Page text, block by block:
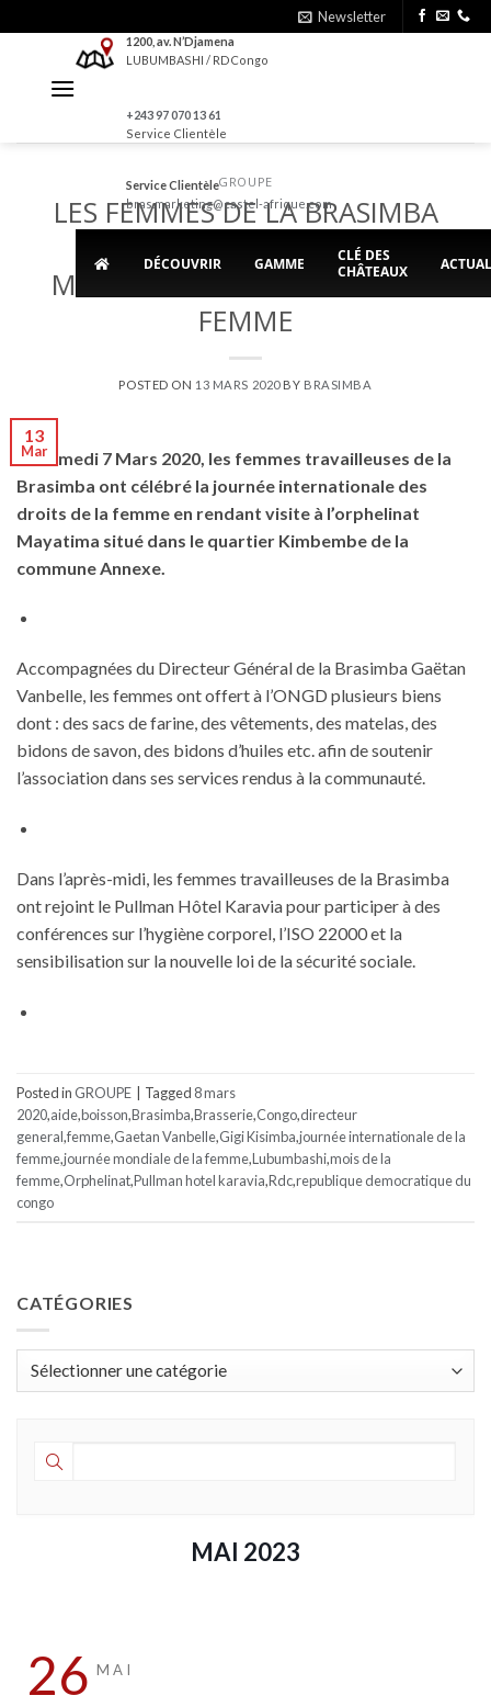
to
Newsletter
1200, av. N’Djamena
LUBUMBASHI / RDCongo
+243 97 070 13 61
Service Clientèle
Service Clientèle
bras.marketing@castel-afrique.com
DÉCOUVRIR GAMME
CLÉ DES
CHÂTEAUX
GROUPE
LES FEMMES DE LA BRASIMBA
CELEBRENT LA JOURNEE
MONDIALE DES DROITS DE LA
FEMME
POSTED ON 13 MARS 2020 BY BRASIMBA
13
Mar
Le samedi 7 Mars 2020, les femmes travailleuses de la
Brasimba ont célébré la journée internationale des
droits de la femme en rendant visite à l’orphelinat
Mayatima situé dans le quartier Kimbembe de la
commune Annexe.
Accompagnées du Directeur Général de la Brasimba Gaëtan
Vanbelle, les femmes ont offert à l’ONGD plusieurs biens
dont : des sacs de farine, des vêtements, des matelas, des
bidons de savon, des bidons d’huiles etc. afin de soutenir
l’association dans ses services rendus à la communauté.
Dans l’après-midi, les femmes travailleuses de la Brasimba
ont rejoint le Pullman Hôtel Karavia pour participer à des
conférences sur l’hygiène corporel, l’ISO 22000 et la
sensibilisation sur la nouvelle loi de la sécurité sociale.
Posted in GROUPE Tagged 8 mars
2020,aide,boisson,Brasimba,Brasserie,Congo,directeur
general,femme,Gaetan Vanbelle,Gigi Kisimba,journée internationale de la
femme,journée mondiale de la femme,Lubumbashi,mois de la
femme,Orphelinat,Pullman hotel karavia,Rdc,republique democratique du
congo
CATÉGORIES
Catégories
MAI 2023
26 MAI